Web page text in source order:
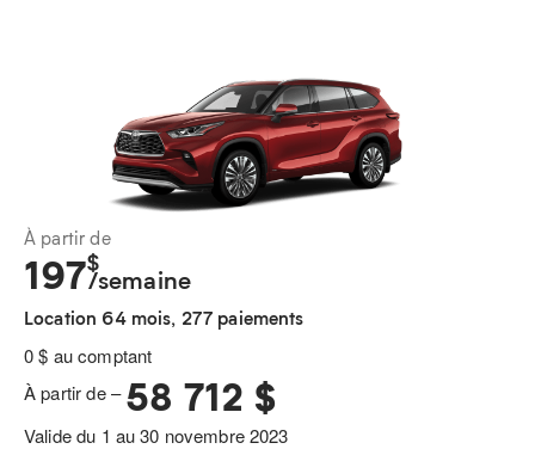
À partir de
197$
/semaine
Location 64 mois, 277 paiements
0 $ au comptant
À partir de –58 712 $
Valide du 1 au 30 novembre 2023